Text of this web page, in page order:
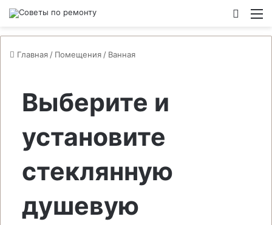
Главная / Помещения / Ванная
Выберите и
установите
стеклянную
душевую